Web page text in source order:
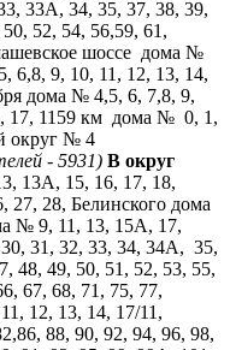
33А, 34, 35, 37, 38, 39,
52, 54, 56,59, 61,
шоссе дома №
6,8, 9, 10, 11, 12, 13, 14,
дома № 4,5, 6, 7,8, 9,
17, 1159 км дома № 0, 1,
округ № 4
- 5931) В округ
13А, 15, 16, 17, 18,
27, 28, Белинского дома
№ 9, 11, 13, 15А, 17,
31, 32, 33, 34, 34А, 35,
48, 49, 50, 51, 52, 53, 55,
67, 68, 71, 75, 77,
12, 13, 14, 17/11,
88, 90, 92, 94, 96, 98,